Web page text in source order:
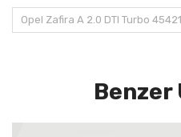
Opel Zafira A 2.0 DTI Turbo